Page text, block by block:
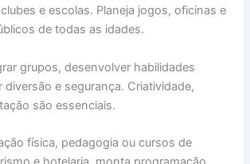
e escolas. Planeja jogos, oficinas e
de todas as idades.
grupos, desenvolver habilidades
diversão e segurança. Criatividade,
são essenciais.
física, pedagogia ou cursos de